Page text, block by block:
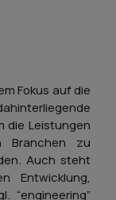
Fokus auf die
die Leistungen
Branchen zu
Auch steht
Entwicklung,
“engineering”